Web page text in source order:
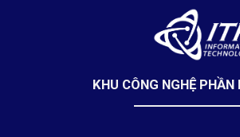
KHU CÔNG NGHỆ